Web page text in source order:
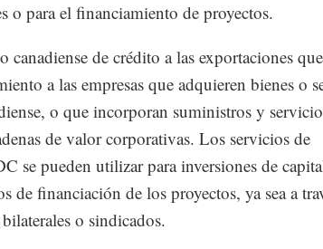
o para el financiamiento de proyectos.
canadiense de crédito a las exportaciones
a las empresas que adquieren bienes o
o que incorporan suministros y
de valor corporativas. Los servicios de
se pueden utilizar para inversiones de
de financiación de los proyectos, ya sea a
o sindicados.